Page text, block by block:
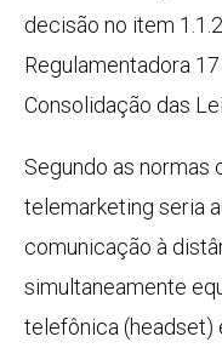
decisão no item
Regulamentadora
Consolidação das
Segundo as normas
telemarketing seria
comunicação à
simultaneamente
telefônica (headset)